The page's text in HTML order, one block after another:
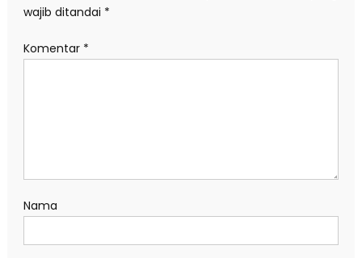
wajib ditandai *
Komentar *
Nama